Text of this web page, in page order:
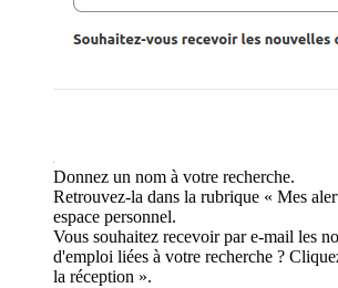
Donnez un nom à votre recherche.
Retrouvez-la dans la rubrique « Mes
espace personnel.
Vous souhaitez recevoir par e-mail les
d'emploi liées à votre recherche ?
la réception ».